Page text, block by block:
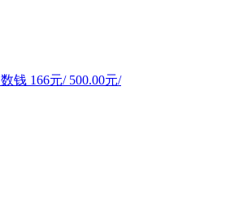
数钱 166元/ 500.00元/